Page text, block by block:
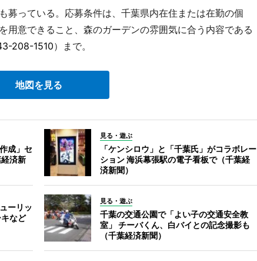
っている。応募条件は、千葉県内在住または在勤の個
用意できること、森のガーデンの雰囲気に合う内容である
208-1510）まで。
地図を見る
成」セ
済新
見る・遊ぶ
「ケンシロウ」と「千葉氏」がコラボレー
ション 海浜幕張駅の電子看板で（千葉経
済新聞）
ーリッ
など
見る・遊ぶ
千葉の交通公園で「よい子の交通安全教
室」 チーバくん、白バイとの記念撮影も
（千葉経済新聞）